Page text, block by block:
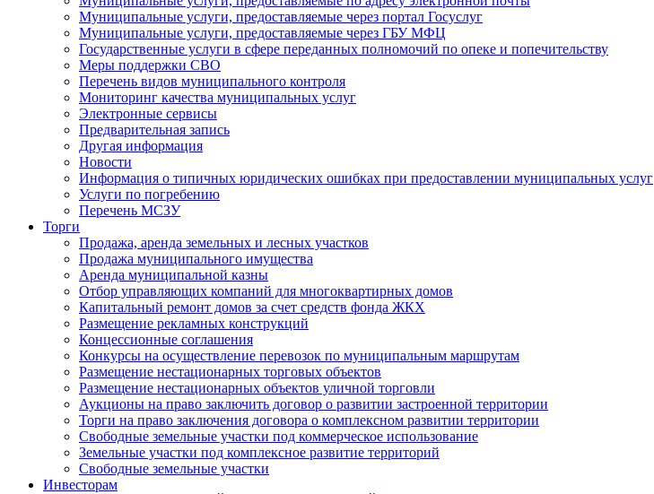
Муниципальные услуги, предоставляемые через портал Госуслуг
Муниципальные услуги, предоставляемые через ГБУ МФЦ
Государственные услуги в сфере переданных полномочий по опеке и попечительству
Меры поддержки СВО
Перечень видов муниципального контроля
Мониторинг качества муниципальных услуг
Электронные сервисы
Предварительная запись
Другая информация
Новости
Информация о типичных юридических ошибках при предоставлении муниципальных услуг
Услуги по погребению
Перечень МСЗУ
Торги
Продажа, аренда земельных и лесных участков
Продажа муниципального имущества
Аренда муниципальной казны
Отбор управляющих компаний для многоквартирных домов
Капитальный ремонт домов за счет средств фонда ЖКХ
Размещение рекламных конструкций
Концессионные соглашения
Конкурсы на осуществление перевозок по муниципальным маршрутам
Размещение нестационарных торговых объектов
Размещение нестационарных объектов уличной торговли
Аукционы на право заключить договор о развитии застроенной территории
Торги на право заключения договора о комплексном развитии территории
Свободные земельные участки под коммерческое использование
Земельные участки под комплексное развитие территорий
Свободные земельные участки
Инвесторам